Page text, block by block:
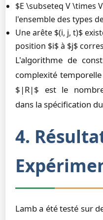
$E \subseteq V \times
l'ensemble des types
Une arête $(i, j, t)$
position $i$ à $j$
L'algorithme de
complexité
$|R|$ est le
dans la spécification
4.
Lamb a été testé sur